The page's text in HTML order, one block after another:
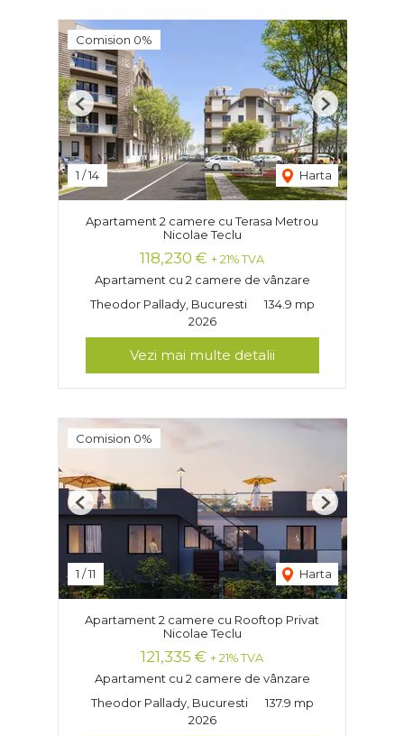
Comision 0%
1 /14 Harta
Previous Next
Apartament 2 camere cu Terasa Metrou
Nicolae Teclu
118,230 € + 21% TVA
Apartament cu 2 camere de vânzare
Theodor Pallady, Bucuresti
134.9 mp
2026
Vezi mai multe detalii
Comision 0%
1 /11 Harta
Previous Next
Apartament 2 camere cu Rooftop Privat
Nicolae Teclu
121,335 € + 21% TVA
Apartament cu 2 camere de vânzare
Theodor Pallady, Bucuresti
137.9 mp
2026